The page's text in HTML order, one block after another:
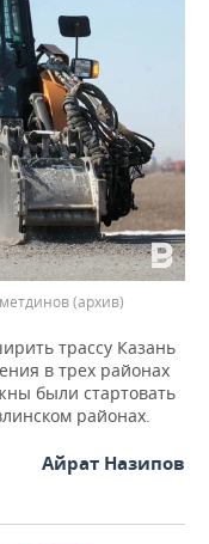
(архив)
трассу Казань
в трех районах
были стартовать
районах.
Айрат Назипов